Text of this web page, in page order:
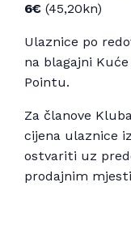
6€ (45,20kn)
Ulaznice po
na blagajni
Pointu.
Za članove
cijena ulaznice
ostvariti uz
prodajnim